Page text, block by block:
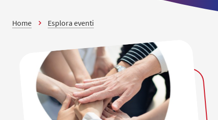
Home Esplora eventi